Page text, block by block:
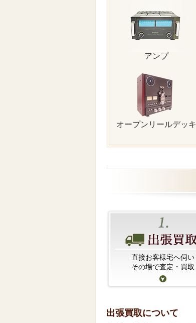
アンプ
オープンリールデッキ
直接お客様宅へ伺い
その場で査定・買取
出張買取について